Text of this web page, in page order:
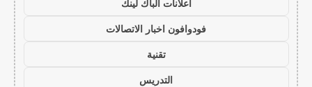
اعلانات الباك لينك
فودوافون اخبار الاتصالات
تقنية
التدريس